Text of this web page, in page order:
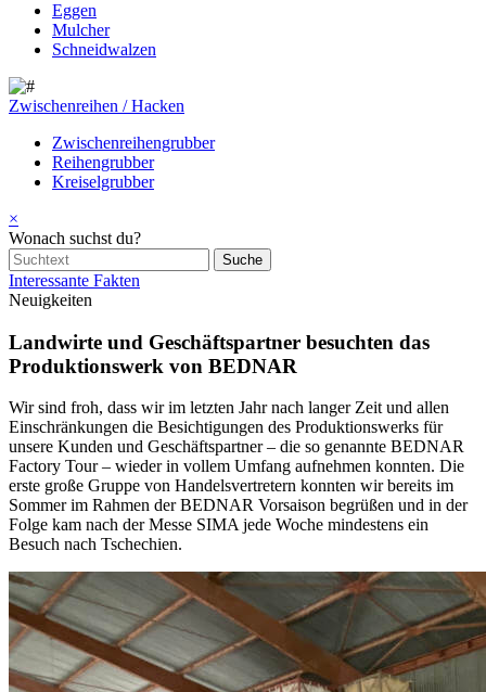
Eggen
Mulcher
Schneidwalzen
Zwischenreihen / Hacken
Zwischenreihengrubber
Reihengrubber
Kreiselgrubber
×
Wonach suchst du?
Interessante Fakten
Neuigkeiten
Landwirte und Geschäftspartner besuchten das
Produktionswerk von BEDNAR
Wir sind froh, dass wir im letzten Jahr nach langer Zeit und allen
Einschränkungen die Besichtigungen des Produktionswerks für
unsere Kunden und Geschäftspartner – die so genannte BEDNAR
Factory Tour – wieder in vollem Umfang aufnehmen konnten. Die
erste große Gruppe von Handelsvertretern konnten wir bereits im
Sommer im Rahmen der BEDNAR Vorsaison begrüßen und in der
Folge kam nach der Messe SIMA jede Woche mindestens ein
Besuch nach Tschechien.